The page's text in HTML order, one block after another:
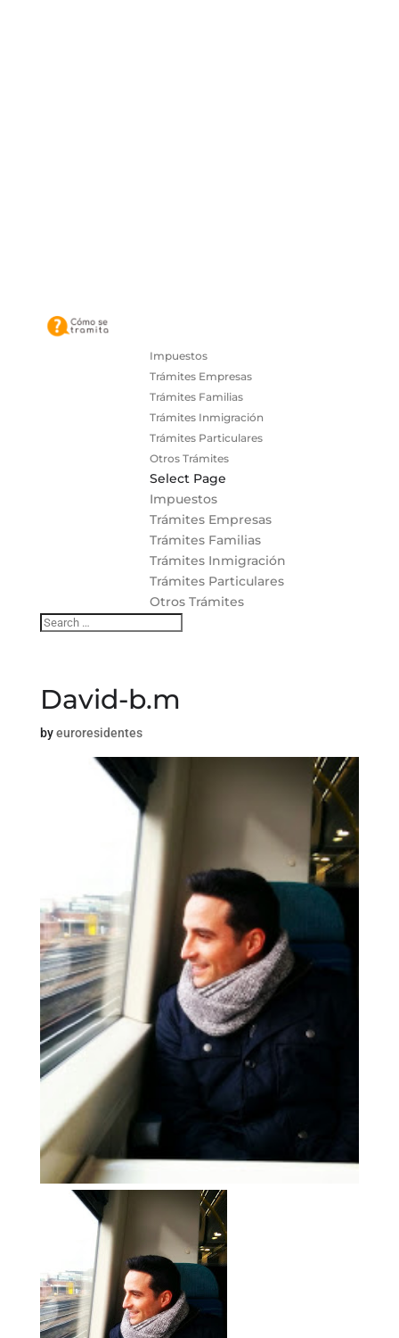
Impuestos
Trámites Empresas
Trámites Familias
Trámites Inmigración
Trámites Particulares
Otros Trámites
Select Page
Impuestos
Trámites Empresas
Trámites Familias
Trámites Inmigración
Trámites Particulares
Otros Trámites
David-b.m
byeuroresidentes